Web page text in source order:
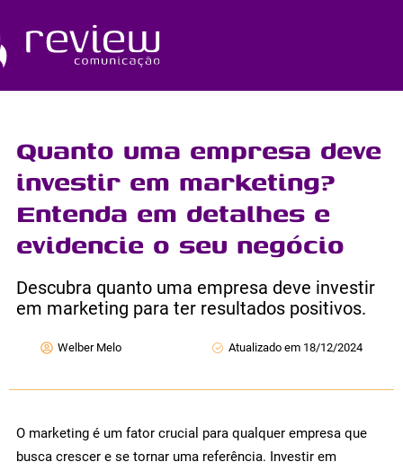
o
conteúdo
Quanto uma empresa deve
investir em marketing?
Entenda em detalhes e
evidencie o seu negócio
Descubra quanto uma empresa deve investir
em marketing para ter resultados positivos.
Welber Melo Atualizado em 18/12/2024
O marketing é um fator crucial para qualquer empresa que
busca crescer e se tornar uma referência. Investir em